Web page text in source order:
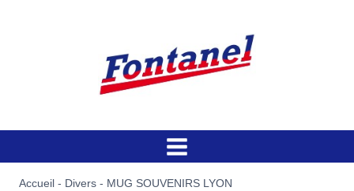
Accueil - Divers - MUG SOUVENIRS LYON